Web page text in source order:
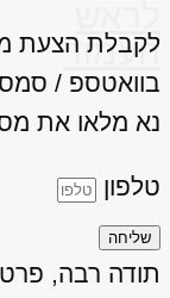
העמוד
לקבלת הצעת
בוואטספ /
נא מלאו את
טלפון
שליחה
תודה רבה,